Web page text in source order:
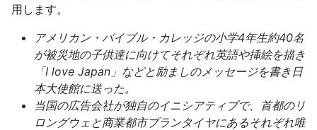
用します。
アメリカン・バイブル・カレッジの小学4年生約40名
が被災地の子供達に向けてそれぞれ英語や挿絵を描き
「I love Japan」などと励ましのメッセージを書き日
本大使館に送った。
当国の広告会社が独自のイニシアティブで、首都のリ
ロングウェと商業都市ブランタイヤにあるそれぞれ唯